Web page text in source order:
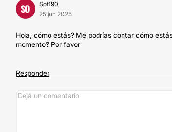
SO
Sof190
25 jun 2025
Hola, cómo estás? Me podrías contar cómo
momento? Por favor
Responder